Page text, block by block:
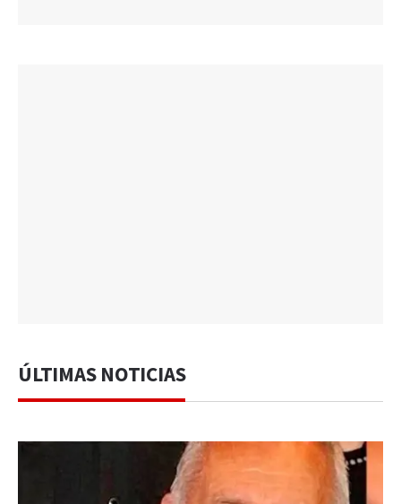
ÚLTIMAS NOTICIAS